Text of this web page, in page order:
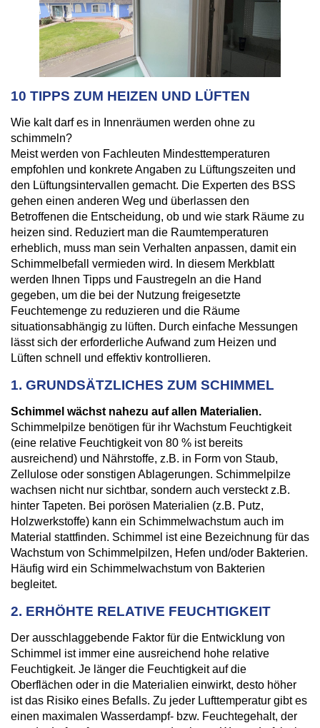
10 TIPPS ZUM HEIZEN UND LÜFTEN
Wie kalt darf es in Innenräumen werden ohne zu
schimmeln?
Meist werden von Fachleuten Mindesttemperaturen
empfohlen und konkrete Angaben zu Lüftungszeiten und
den Lüftungsintervallen gemacht. Die Experten des BSS
gehen einen anderen Weg und überlassen den
Betroffenen die Entscheidung, ob und wie stark Räume zu
heizen sind. Reduziert man die Raumtemperaturen
erheblich, muss man sein Verhalten anpassen, damit ein
Schimmelbefall vermieden wird. In diesem Merkblatt
werden Ihnen Tipps und Faustregeln an die Hand
gegeben, um die bei der Nutzung freigesetzte
Feuchtemenge zu reduzieren und die Räume
situationsabhängig zu lüften. Durch einfache Messungen
lässt sich der erforderliche Aufwand zum Heizen und
Lüften schnell und effektiv kontrollieren.
1. GRUNDSÄTZLICHES ZUM SCHIMMEL
Schimmel wächst nahezu auf allen Materialien.
Schimmelpilze benötigen für ihr Wachstum Feuchtigkeit
(eine relative Feuchtigkeit von 80 % ist bereits
ausreichend) und Nährstoffe, z.B. in Form von Staub,
Zellulose oder sonstigen Ablagerungen. Schimmelpilze
wachsen nicht nur sichtbar, sondern auch versteckt z.B.
hinter Tapeten. Bei porösen Materialien (z.B. Putz,
Holzwerkstoffe) kann ein Schimmelwachstum auch im
Material stattfinden. Schimmel ist eine Bezeichnung für das
Wachstum von Schimmelpilzen, Hefen und/oder Bakterien.
Häufig wird ein Schimmelwachstum von Bakterien
begleitet.
2. ERHÖHTE RELATIVE FEUCHTIGKEIT
Der ausschlaggebende Faktor für die Entwicklung von
Schimmel ist immer eine ausreichend hohe relative
Feuchtigkeit. Je länger die Feuchtigkeit auf die
Oberflächen oder in die Materialien einwirkt, desto höher
ist das Risiko eines Befalls. Zu jeder Lufttemperatur gibt es
einen maximalen Wasserdampf- bzw. Feuchtegehalt, der